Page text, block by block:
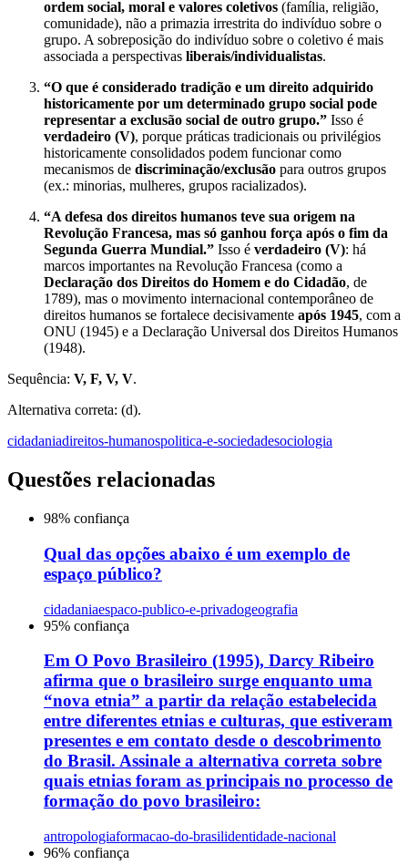
ordem social, moral e valores coletivos (família, religião,
comunidade), não a primazia irrestrita do indivíduo sobre o
grupo. A sobreposição do indivíduo sobre o coletivo é mais
associada a perspectivas liberais/individualistas.
“O que é considerado tradição e um direito adquirido
historicamente por um determinado grupo social pode
representar a exclusão social de outro grupo.” Isso é
verdadeiro (V), porque práticas tradicionais ou privilégios
historicamente consolidados podem funcionar como
mecanismos de discriminação/exclusão para outros grupos
(ex.: minorias, mulheres, grupos racializados).
“A defesa dos direitos humanos teve sua origem na
Revolução Francesa, mas só ganhou força após o fim da
Segunda Guerra Mundial.” Isso é verdadeiro (V): há
marcos importantes na Revolução Francesa (como a
Declaração dos Direitos do Homem e do Cidadão, de
1789), mas o movimento internacional contemporâneo de
direitos humanos se fortalece decisivamente após 1945, com a
ONU (1945) e a Declaração Universal dos Direitos Humanos
(1948).
Sequência: V, F, V, V.
Alternativa correta: (d).
cidadaniadireitos-humanospolitica-e-sociedadesociologia
Questões relacionadas
98% confiança
Qual das opções abaixo é um exemplo de
espaço público?
cidadaniaespaco-publico-e-privadogeografia
95% confiança
Em O Povo Brasileiro (1995), Darcy Ribeiro
afirma que o brasileiro surge enquanto uma
“nova etnia” a partir da relação estabelecida
entre diferentes etnias e culturas, que estiveram
presentes e em contato desde o descobrimento
do Brasil. Assinale a alternativa correta sobre
quais etnias foram as principais no processo de
formação do povo brasileiro:
antropologiaformacao-do-brasilidentidade-nacional
96% confiança